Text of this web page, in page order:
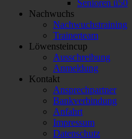
Senioren ü50
Nachwuchs
Nachwuchstraining
Trainerteam
Löwensteincup
Ausschreibung
Anmeldung
Kontakt
Ansprechpartner
Bankverbindung
Anfahrt
Impressum
Datenschutz